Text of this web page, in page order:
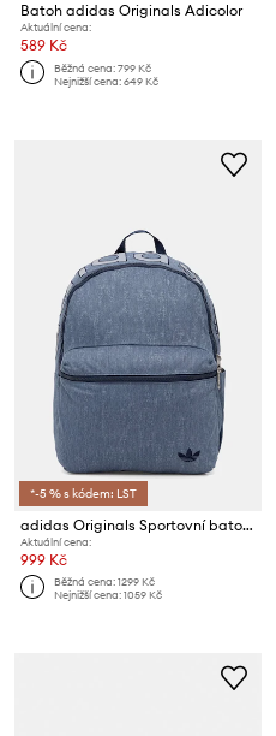
Batoh adidas Originals Adicolor
Aktuální cena:
589 Kč
Běžná cena:799 Kč
Nejnižší cena:649 Kč
*-5 % s kódem: LST
adidas Originals Sportovní batoh bavlněný
Aktuální cena:
999 Kč
Běžná cena:1299 Kč
Nejnižší cena:1059 Kč